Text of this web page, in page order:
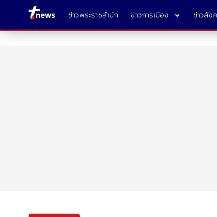
ข่าวพระราชสำนัก ข่าวการเมือง ข่าวสัง